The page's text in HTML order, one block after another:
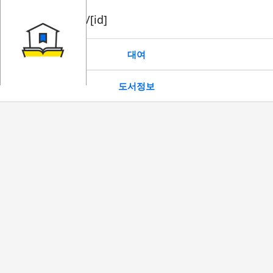
book/rent/[id]
대여
도서정보